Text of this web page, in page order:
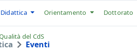
Didattica Orientamento Dottorato
del CdS
Eventi